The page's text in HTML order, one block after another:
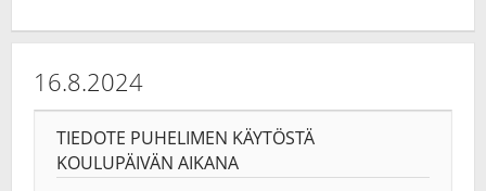
16.8.2024
TIEDOTE PUHELIMEN KÄYTÖSTÄ
KOULUPÄIVÄN AIKANA